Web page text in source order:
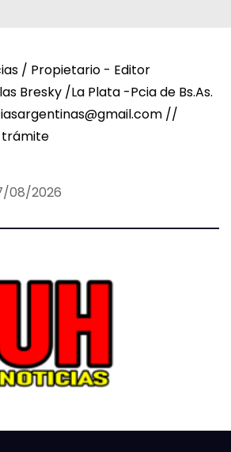
/ Propietario - Editor
Bresky /La Plata -Pcia de Bs.As.
//
trámite
08/2026